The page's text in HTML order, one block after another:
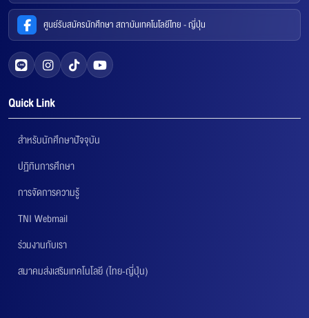
ศูนย์รับสมัครนักศึกษา สถาบันเทคโนโลยีไทย - ญี่ปุ่น
Quick Link
สำหรับนักศึกษาปัจจุบัน
ปฏิทินการศึกษา
การจัดการความรู้
TNI Webmail
ร่วมงานกับเรา
สมาคมส่งเสริมเทคโนโลยี (ไทย-ญี่ปุ่น)